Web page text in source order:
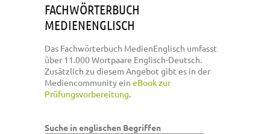
FACHWÖRTERBUCH
MEDIENENGLISCH
Das Fachwörterbuch MedienEnglisch umfasst
über 11.000 Wortpaare Englisch-Deutsch.
Zusätzlich zu diesem Angebot gibt es in der
Mediencommunity ein eBook zur
Prüfungsvorbereitung.
Suche in englischen Begriffen